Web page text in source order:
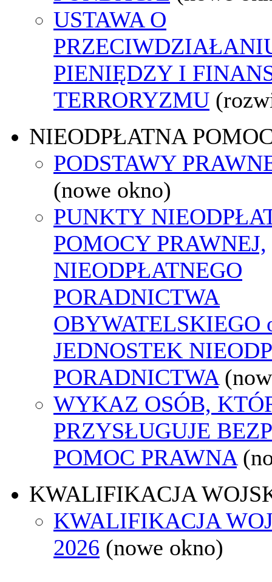
USTAWA O
PIENIĘDZY I
TERRORYZMU
NIEODPŁATNA
PODSTAWY
(nowe okno)
PUNKTY
POMOCY PRAWNEJ,
NIEODPŁATNEGO
PORADNICTWA
OBYWATELSKIEGO
JEDNOSTEK
PORADNICTWA
WYKAZ OSÓB,
PRZYSŁUGUJE
POMOC PRAWNA
KWALIFIKACJA
KWALIFIKACJA
2026 (nowe okno)